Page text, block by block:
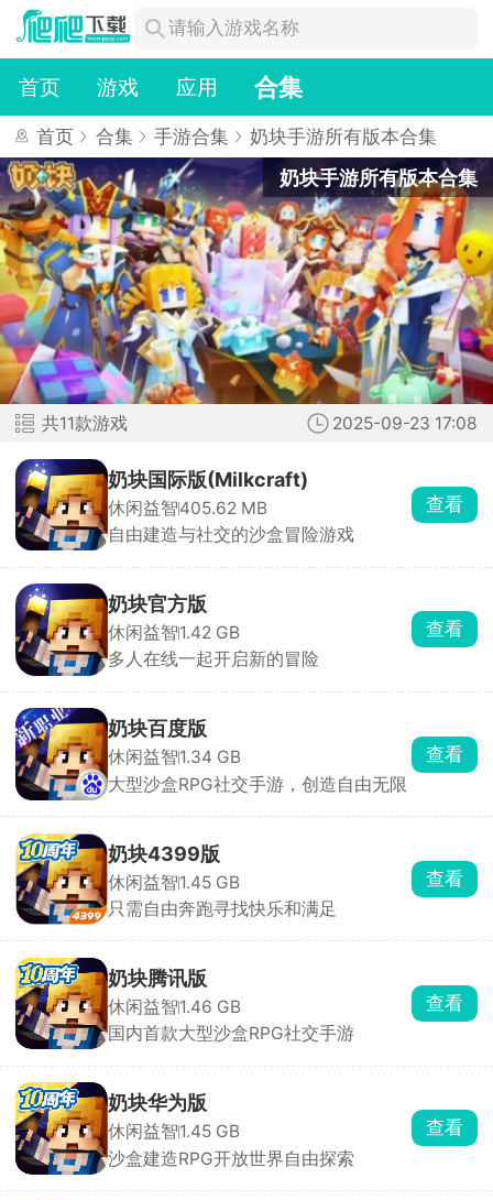
首页 游戏 应用 合集
首页 合集 手游合集 奶块手游所有版本合集
奶块手游所有版本合集
奶
块
游
版
本
合
集
为
玩
家
们
提
供
丰
富
的
游
戏
下
载
择，
包
括
九
版、
百
度
版、
共11款游戏 2025-09-23 17:08
奶块国际版(Milkcraft)
休闲益智405.62 MB
自由建造与社交的沙盒冒险游戏
查看
奶块官方版
休闲益智1.42 GB
多人在线一起开启新的冒险
查看
奶块百度版
休闲益智1.34 GB
大型沙盒RPG社交手游，创造自由无限
查看
奶块4399版
休闲益智1.45 GB
只需自由奔跑寻找快乐和满足
查看
奶块腾讯版
休闲益智1.46 GB
国内首款大型沙盒RPG社交手游
查看
奶块华为版
休闲益智1.45 GB
沙盒建造RPG开放世界自由探索
查看